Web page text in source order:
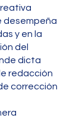
desempeña
y en la
del
dicta
redacción
corrección